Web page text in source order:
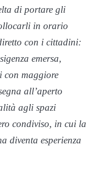
di portare gli
in orario
con i cittadini:
emersa,
con maggiore
all’aperto
agli spazi
condiviso, in cui la
diventa esperienza